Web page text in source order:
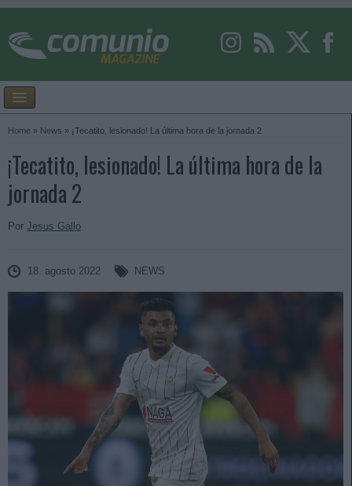
Home » News » ¡Tecatito, lesionado! La última hora de la jornada 2
¡Tecatito, lesionado! La última hora de la
jornada 2
Por Jesus Gallo
18. agosto 2022 NEWS